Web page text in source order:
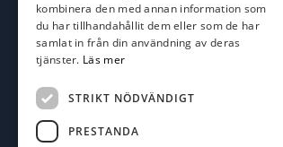
kombinera den med annan information som
du har tillhandahållit dem eller som de har
samlat in från din användning av deras
tjänster. Läs mer
STRIKT NÖDVÄNDIGT
PRESTANDA